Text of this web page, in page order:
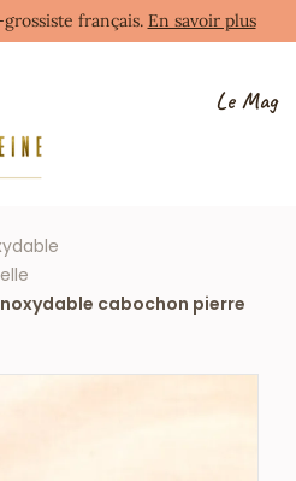
français. En savoir plus
Le Mag
cabochon pierre